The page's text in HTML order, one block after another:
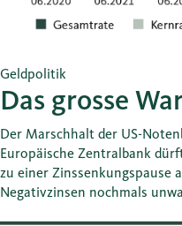
Geldpolitik
Das grosse
Der Marschhalt der US-
Europäische Zentralbank
zu einer Zinssenkungspause
Negativzinsen nochmals